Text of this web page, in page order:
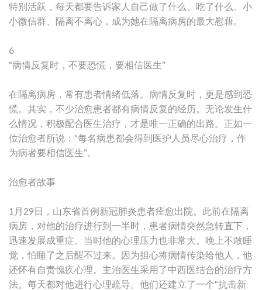
特别活跃，每天都要告诉家人自己做了什么、吃了什么。小
小微信群、隔离不离心，成为她在隔离病房的最大慰藉。
6
“病情反复时，不要恐慌，要相信医生”
在隔离病房，常有患者情绪低落。病情反复时，更是感到恐
慌。其实，不少治愈患者都有病情反复的经历。无论发生什
么情况，积极配合医生治疗，才是唯一正确的出路。正如一
位治愈者所说：“每名病患都会得到医护人员尽心治疗，作
为病者要相信医生”。
治愈者故事
1月29日，山东省首例新冠肺炎患者痊愈出院。此前在隔离
病房，对他的治疗进行到一半时，患者病情突然急转直下，
迅速发展成重症。当时他的心理压力也非常大。晚上不敢睡
觉，怕睡了之后醒不过来。因为担心将病情传染给他人，他
还怀有自责愧疚心理。主治医生采用了中西医结合的治疗方
法。每天都对他进行心理疏导。他们还建立了一个“抗击新